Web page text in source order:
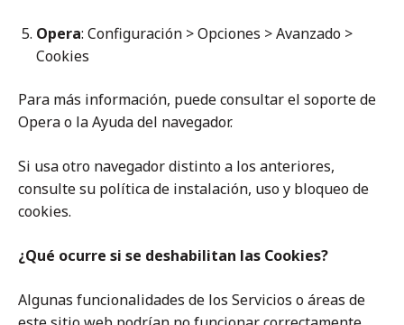
Opera: Configuración > Opciones > Avanzado >
Cookies
Para más información, puede consultar el soporte de
Opera o la Ayuda del navegador.
Si usa otro navegador distinto a los anteriores,
consulte su política de instalación, uso y bloqueo de
cookies.
¿Qué ocurre si se deshabilitan las Cookies?
Algunas funcionalidades de los Servicios o áreas de